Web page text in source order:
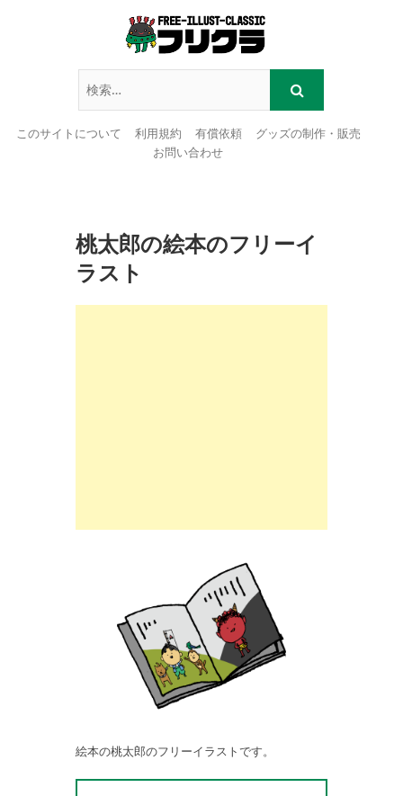
このサイトについて 利用規約 有償依頼
グッズの制作・販売
お問い合わせ
桃太郎の絵本のフリーイ
ラスト
絵本の桃太郎のフリーイラストです。